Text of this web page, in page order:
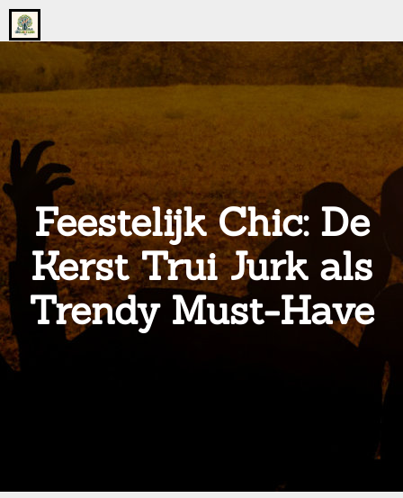
Go
to
home
page
onsgrotegezin.nl
Feestelijk Chic: De
Kerst Trui Jurk als
Trendy Must-Have